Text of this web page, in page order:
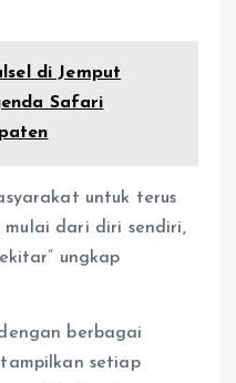
di Jemput
Safari
untuk terus
dari diri sendiri,
ungkap
berbagai
setiap